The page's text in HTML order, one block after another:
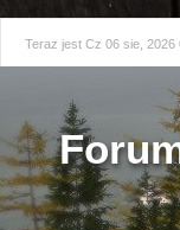
Teraz jest Cz 06 sie, 2026